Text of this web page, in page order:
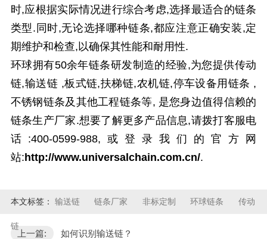
时,应根据实际情况进行综合考虑,选择最适合的链条
类型.同时,无论选择哪种链条,都应注意正确安装,定
期维护和检查,以确保其性能和耐用性.
环球拥有50余年链条研发制造的经验,为您提供传动
链,输送链 ,板式链,扶梯链,农机链,停车设备用链条 ,
不锈钢链条及其他工程链条等, 是您身边值得信赖的
链条生产厂家.想要了解更多产品信息,请拨打客服电
话:400-0599-988, 或登录我们的官方网
站:http://www.universalchain.com.cn/.
本文标签： 输送链 链条厂家 非标定制 环球链条 传动
链
上一篇: 如何识别输送链？